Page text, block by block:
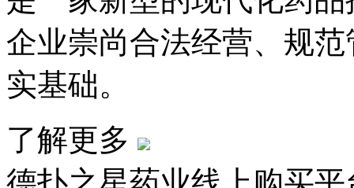
企业崇尚合法经营、规
实基础。
了解更多